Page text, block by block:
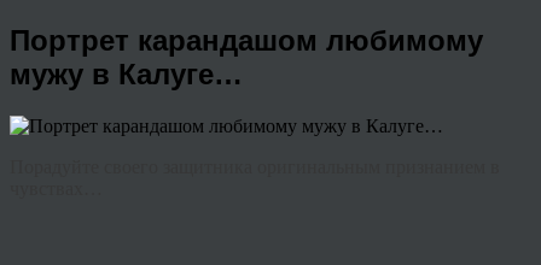
Портрет карандашом любимому
мужу в Калуге…